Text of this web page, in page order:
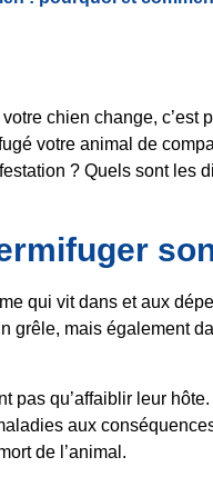
chien change, c’est
votre animal de
? Quels sont les
qui vit dans et aux
grêle, mais également
pas qu’affaiblir leur
aux
de l’animal.